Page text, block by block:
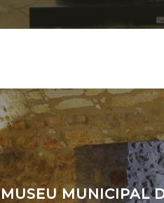
MUSEU MUNICIPAL